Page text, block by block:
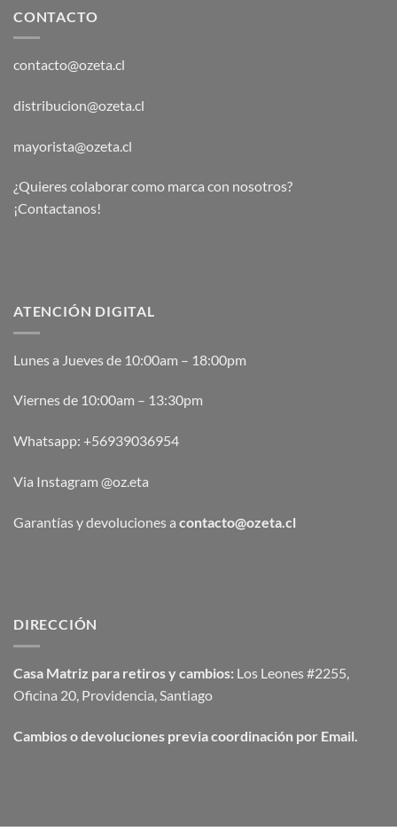
CONTACTO
contacto@ozeta.cl
distribucion@ozeta.cl
mayorista@ozeta.cl
¿Quieres colaborar como marca con nosotros?
¡Contactanos!
ATENCIÓN DIGITAL
Lunes a Jueves de 10:00am – 18:00pm
Viernes de 10:00am – 13:30pm
Whatsapp: +56939036954
Via Instagram @oz.eta
Garantías y devoluciones a contacto@ozeta.cl
DIRECCIÓN
Casa Matriz para retiros y cambios: Los Leones #2255,
Oficina 20, Providencia, Santiago
Cambios o devoluciones previa coordinación por Email.